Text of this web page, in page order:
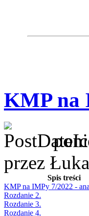
KMP na
przez
Spis treści
KMP na IMPy 7/2022 -
Rozdanie 2.
Rozdanie 3.
Rozdanie 4.